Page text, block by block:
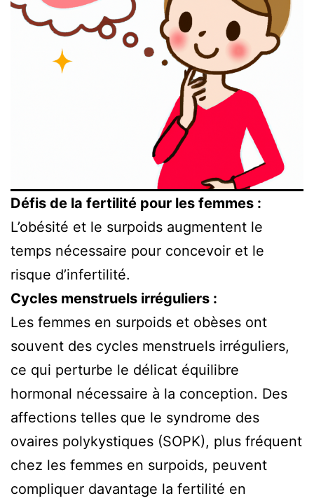
Défis de la fertilité pour les femmes :
L’obésité et le surpoids augmentent le
temps nécessaire pour concevoir et le
risque d’infertilité.
Cycles menstruels irréguliers :
Les femmes en surpoids et obèses ont
souvent des cycles menstruels irréguliers,
ce qui perturbe le délicat équilibre
hormonal nécessaire à la conception. Des
affections telles que le syndrome des
ovaires polykystiques (SOPK), plus fréquent
chez les femmes en surpoids, peuvent
compliquer davantage la fertilité en